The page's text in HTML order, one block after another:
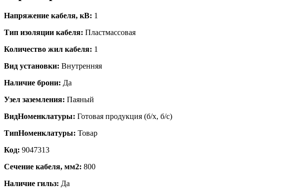
Напряжение кабеля, кВ: 1
Тип изоляции кабеля: Пластмассовая
Количество жил кабеля: 1
Вид установки: Внутренняя
Наличие брони: Да
Узел заземления: Паяный
ВидНоменклатуры: Готовая продукция (б/х, б/с)
ТипНоменклатуры: Товар
Код: 9047313
Сечение кабеля, мм2: 800
Наличие гильз: Да